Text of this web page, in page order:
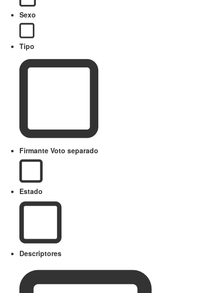
Sexo
Tipo
Firmante Voto separado
Estado
Descriptores